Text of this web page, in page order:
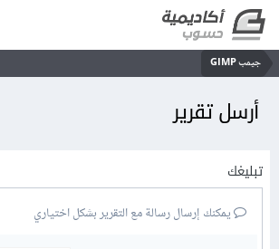
جيمب GIMP
أرسل تقرير
تبليغك
يمكنك إرسال رسالة مع التقرير بشكل اختياري